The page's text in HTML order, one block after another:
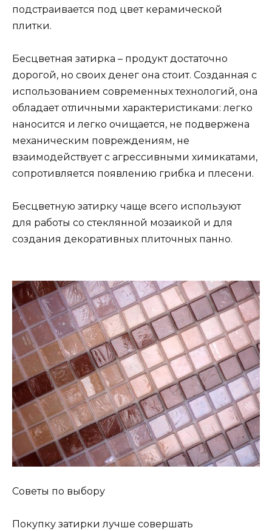
подстраивается под цвет керамической
плитки.
Бесцветная затирка – продукт достаточно
дорогой, но своих денег она стоит. Созданная с
использованием современных технологий, она
обладает отличными характеристиками: легко
наносится и легко очищается, не подвержена
механическим повреждениям, не
взаимодействует с агрессивными химикатами,
сопротивляется появлению грибка и плесени.
Бесцветную затирку чаще всего используют
для работы со стеклянной мозаикой и для
создания декоративных плиточных панно.
Советы по выбору
Покупку затирки лучше совершать